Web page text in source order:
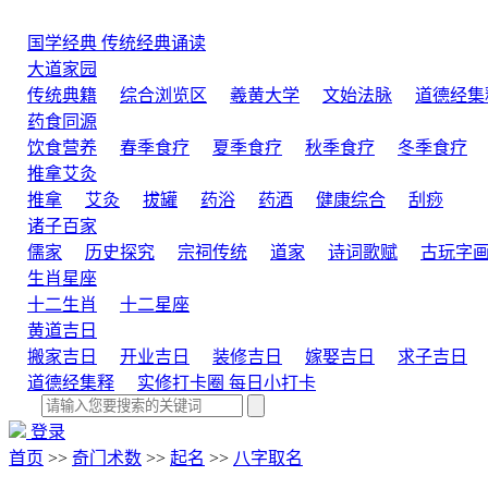
国学经典 传统经典诵读
大道家园
传统典籍
综合浏览区 羲黄大学 文始法脉
道德经集
药食同源
饮食营养
春季食疗 夏季食疗 秋季食疗 冬季食疗
推拿艾灸
推拿
艾灸 拔罐 药浴 药酒 健康综合
刮痧
诸子百家
儒家
历史探究 宗祠传统 道家 诗词歌赋 古玩字画
生肖星座
十二生肖
十二星座
黄道吉日
搬家吉日
开业吉日 装修吉日 嫁娶吉日
求子吉日
道德经集释
实修打卡圈 每日小打卡
登录
首页 >> 奇门术数 >> 起名 >> 八字取名